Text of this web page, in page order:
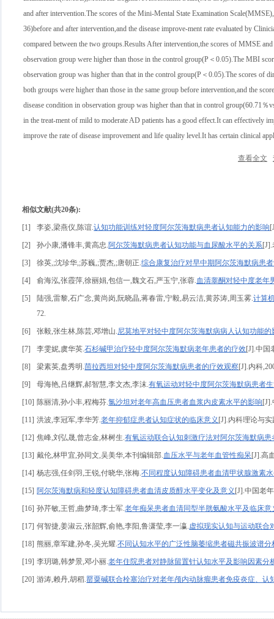
and after intervention.The scores of the Mini-Mental State Examination
36)before and after intervention,and the disease improve-ment rate evaluated by
compared between the two groups.Results After intervention,the scores of MMSE
observation group were higher than those in the control group(P＜0.05).The MBI
observation group was higher than that in the control group(P＜0.05).The scores of
both groups were higher than those in the same group before intervention,and the
disease condition in observation group was higher than that in control group(60.71
in the treat-ment of mild to moderate AD patients has a good effect.It can effectively
improve the rate of disease improvement and life quality level.It has certain clinical
查看全文
相似文献(共20条):
[1] 李姿,梁燕仪,陈谊.认知功能训练对轻度阿尔茨海默病患者认知能力的影响
[2] 孙小康,潘锋丰,黄高忠.阿尔茨海默病患者认知功能与血尿酸水平的关系
[3] 徐英,;沈珍华,;苏巍,;贾杰,;唐朝正.综合康复治疗对早中期阿尔茨海默病患
[4] 俞海泓,张霞萍,徐丽娟,包信一,魏文石,严玉宁,张蓉.血清睾酮对轻中度老年
[5] 陆强,雷黎,石广念,黄尚岗,阮晓晶,蒋春雷,宁毅,易云洁,黄苏涛,周玉雾.计算
72.
[6] 张毅,张生林,陈芸,邓增山.尼莫地平对轻中度阿尔茨海默病病人认知功能的
[7] 李雯妮,虞华英.石杉碱甲治疗轻中度阿尔茨海默病老年患者的疗效[J].中国
[8] 梁素英,盘秀明.茴拉西坦对轻中度阿尔茨海默病患者的疗效观察 [J].内科
[9] 母海艳,吕继辉,郝智慧,李文杰,李沫.有氧运动对轻中度阿尔茨海默病患者
[10] 陈丽清,孙小丰,程梅芬.氯沙坦对老年高血压患者血浆内皮素水平的影响
[11] 洪波,李冠军,李华芳.老年抑郁症患者认知症状的临床意义 [J].内科理论与实
[12] 焦峰,刘弘晟,曾志金,林树生.有氧运动联合认知刺激疗法对阿尔茨海默病
[13] 戴伦,林甲宜,孙同文,吴美华,本刊编辑部.血压水平与老年血管性痴呆 [J].高
[14] 杨志强,任剑羽,王锐,付晓华,张梅.不同程度认知障碍患者血清甲状腺激素
[15] 阿尔茨海默病和轻度认知障碍患者血清皮质醇水平变化及意义 [J].中国老
[16] 孙芹敏,王哲,曲梦琦,李士军.老年痴呆患者血清同型半胱氨酸水平及临床意
[17] 何智捷,姜淑云,张韶辉,俞艳,李阳,鲁潇莹,李一瀛.虚拟现实认知与运动联合
[18] 熊丽,章军建,孙冬,吴光耀.不同认知水平的广泛性脑萎缩患者磁共振波谱分
[19] 李玥璐,韩梦景,邓小丽.老年住院患者对静脉留置针认知水平及影响因素分
[20] 游涛,赖丹,胡稻.罂粟碱联合栓塞治疗对老年颅内动脉瘤患者免疫炎症、认